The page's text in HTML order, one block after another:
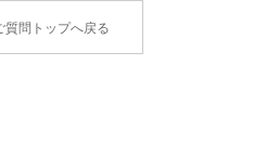
質問トップへ戻る